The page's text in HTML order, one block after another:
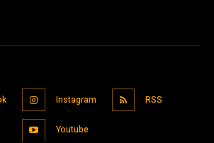
Instagram RSS
Youtube